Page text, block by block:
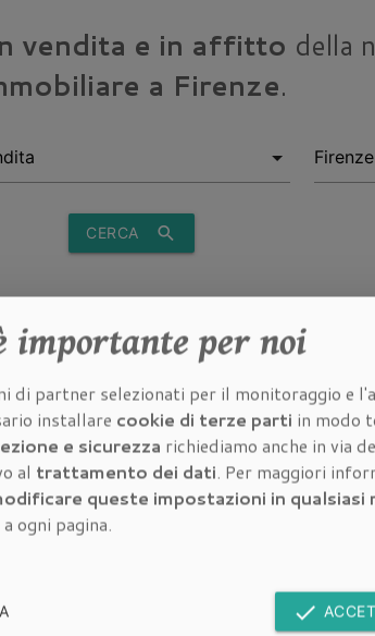
vendita e in affitto della
a Firenze.
CERCA search
Vendita a Empoli
Garage Vendita a Campi
tra gli
importante per noi
di partner selezionati per il monitoraggio e
installare cookie di terze parti in modo
e sicurezza richiediamo anche in via
al trattamento dei dati. Per maggiori
queste impostazioni in qualsiasi
ogni pagina.
done